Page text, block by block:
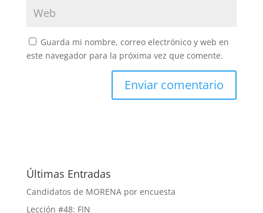
Guarda mi nombre, correo electrónico y web en
este navegador para la próxima vez que comente.
Últimas Entradas
Candidatos de MORENA por encuesta
Lección #48: FIN